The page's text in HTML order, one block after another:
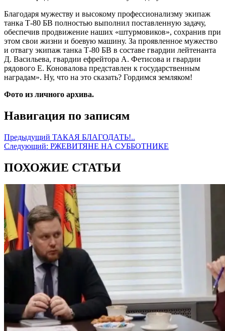
Благодаря мужеству и высокому профессионализму экипаж
танка Т-80 БВ полностью выполнил поставленную задачу,
обеспечив продвижение наших «штурмовиков», сохранив при
этом свои жизни и боевую машину. За проявленное мужество
и отвагу экипаж танка Т-80 БВ в составе гвардии лейтенанта
Д. Васильева, гвардии ефрейтора А. Фетисова и гвардии
рядового Е. Коновалова представлен к государственным
наградам». Ну, что на это сказать? Гордимся земляком!
Фото из личного архива.
Навигация по записям
Предыдущий ТАКАЯ БЛАГОДАТЬ!..
Следующий: РЖЕВИТЯНЕ НА СУББОТНИКЕ
ПОХОЖИЕ СТАТЬИ